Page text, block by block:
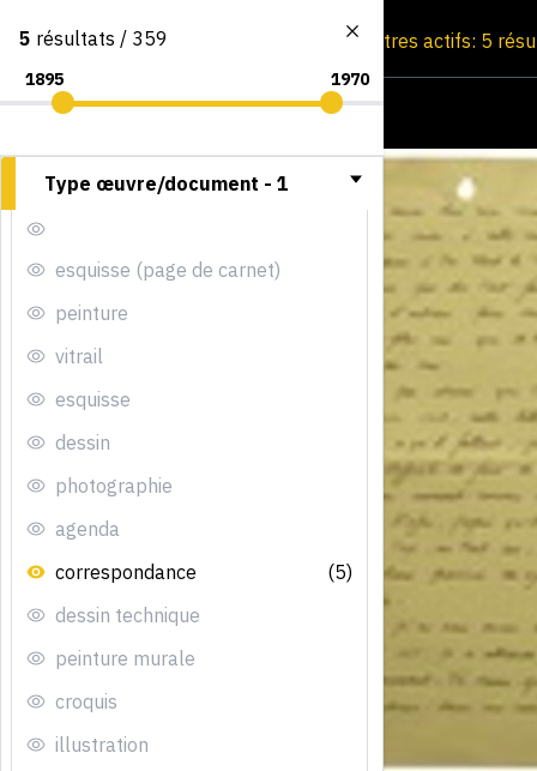
Consultation par image Filtres actifs: 5
5 résultats / 359
Type œuvre/document - 1
esquisse (page de carnet)
peinture
vitrail
esquisse
dessin
photographie
agenda
correspondance
(5)
dessin technique
peinture murale
croquis
illustration